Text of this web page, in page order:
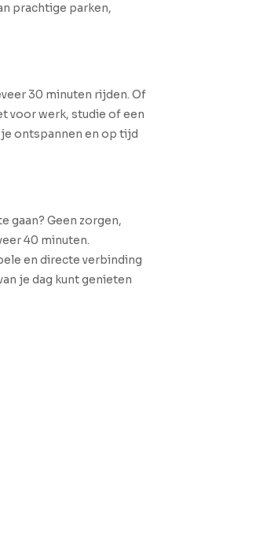
prachtige parken,
30 minuten rijden. Of
voor werk, studie of een
ontspannen en op tijd
gaan? Geen zorgen,
40 minuten.
en directe verbinding
je dag kunt genieten